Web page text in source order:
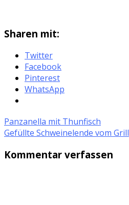
Sharen mit:
Twitter
Facebook
Pinterest
WhatsApp
Panzanella mit Thunfisch
Gefüllte Schweinelende vom Grill
Kommentar verfassen